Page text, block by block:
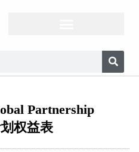
Partnership
权益表